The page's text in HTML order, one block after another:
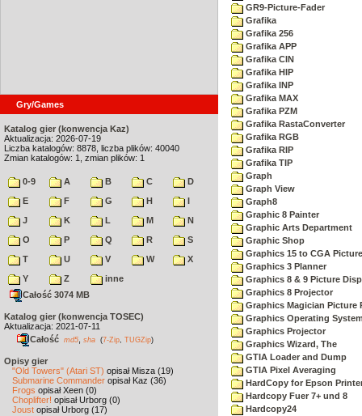
Gry/Games
Katalog gier (konwencja Kaz)
Aktualizacja: 2026-07-19
Liczba katalogów: 8878, liczba plików: 40040
Zmian katalogów: 1, zmian plików: 1
0-9 A B C
D
E
F G H
I
J
K L M
N
O
P Q R
S
T
U V W
X
Y
Z
inne
Całość 3074 MB
Katalog gier (konwencja TOSEC)
Aktualizacja: 2021-07-11
Całość md5 sha (7-Zip TUGZip)
Opisy gier
"Old Towers" (Atari ST) opisał Misza (19)
Submarine Commander opisał Kaz (36)
Frogs opisał Xeen (0)
Choplifter! opisał Urborg (0)
Joust opisał Urborg (17)
GR9-Picture-Fader
Grafika
Grafika 256
Grafika APP
Grafika CIN
Grafika HIP
Grafika INP
Grafika MAX
Grafika PZM
Grafika RastaConverter
Grafika RGB
Grafika RIP
Grafika TIP
Graph
Graph View
Graph8
Graphic 8 Painter
Graphic Arts Department
Graphic Shop
Graphics 15 to CGA
Graphics 3 Planner
Graphics 8 & 9 Picture
Graphics 8 Projector
Graphics Magician Picture
Graphics Operating
Graphics Projector
Graphics Wizard, The
GTIA Loader and Dump
GTIA Pixel Averaging
HardCopy for Epson
Hardcopy Fuer 7+ und 8
Hardcopy24